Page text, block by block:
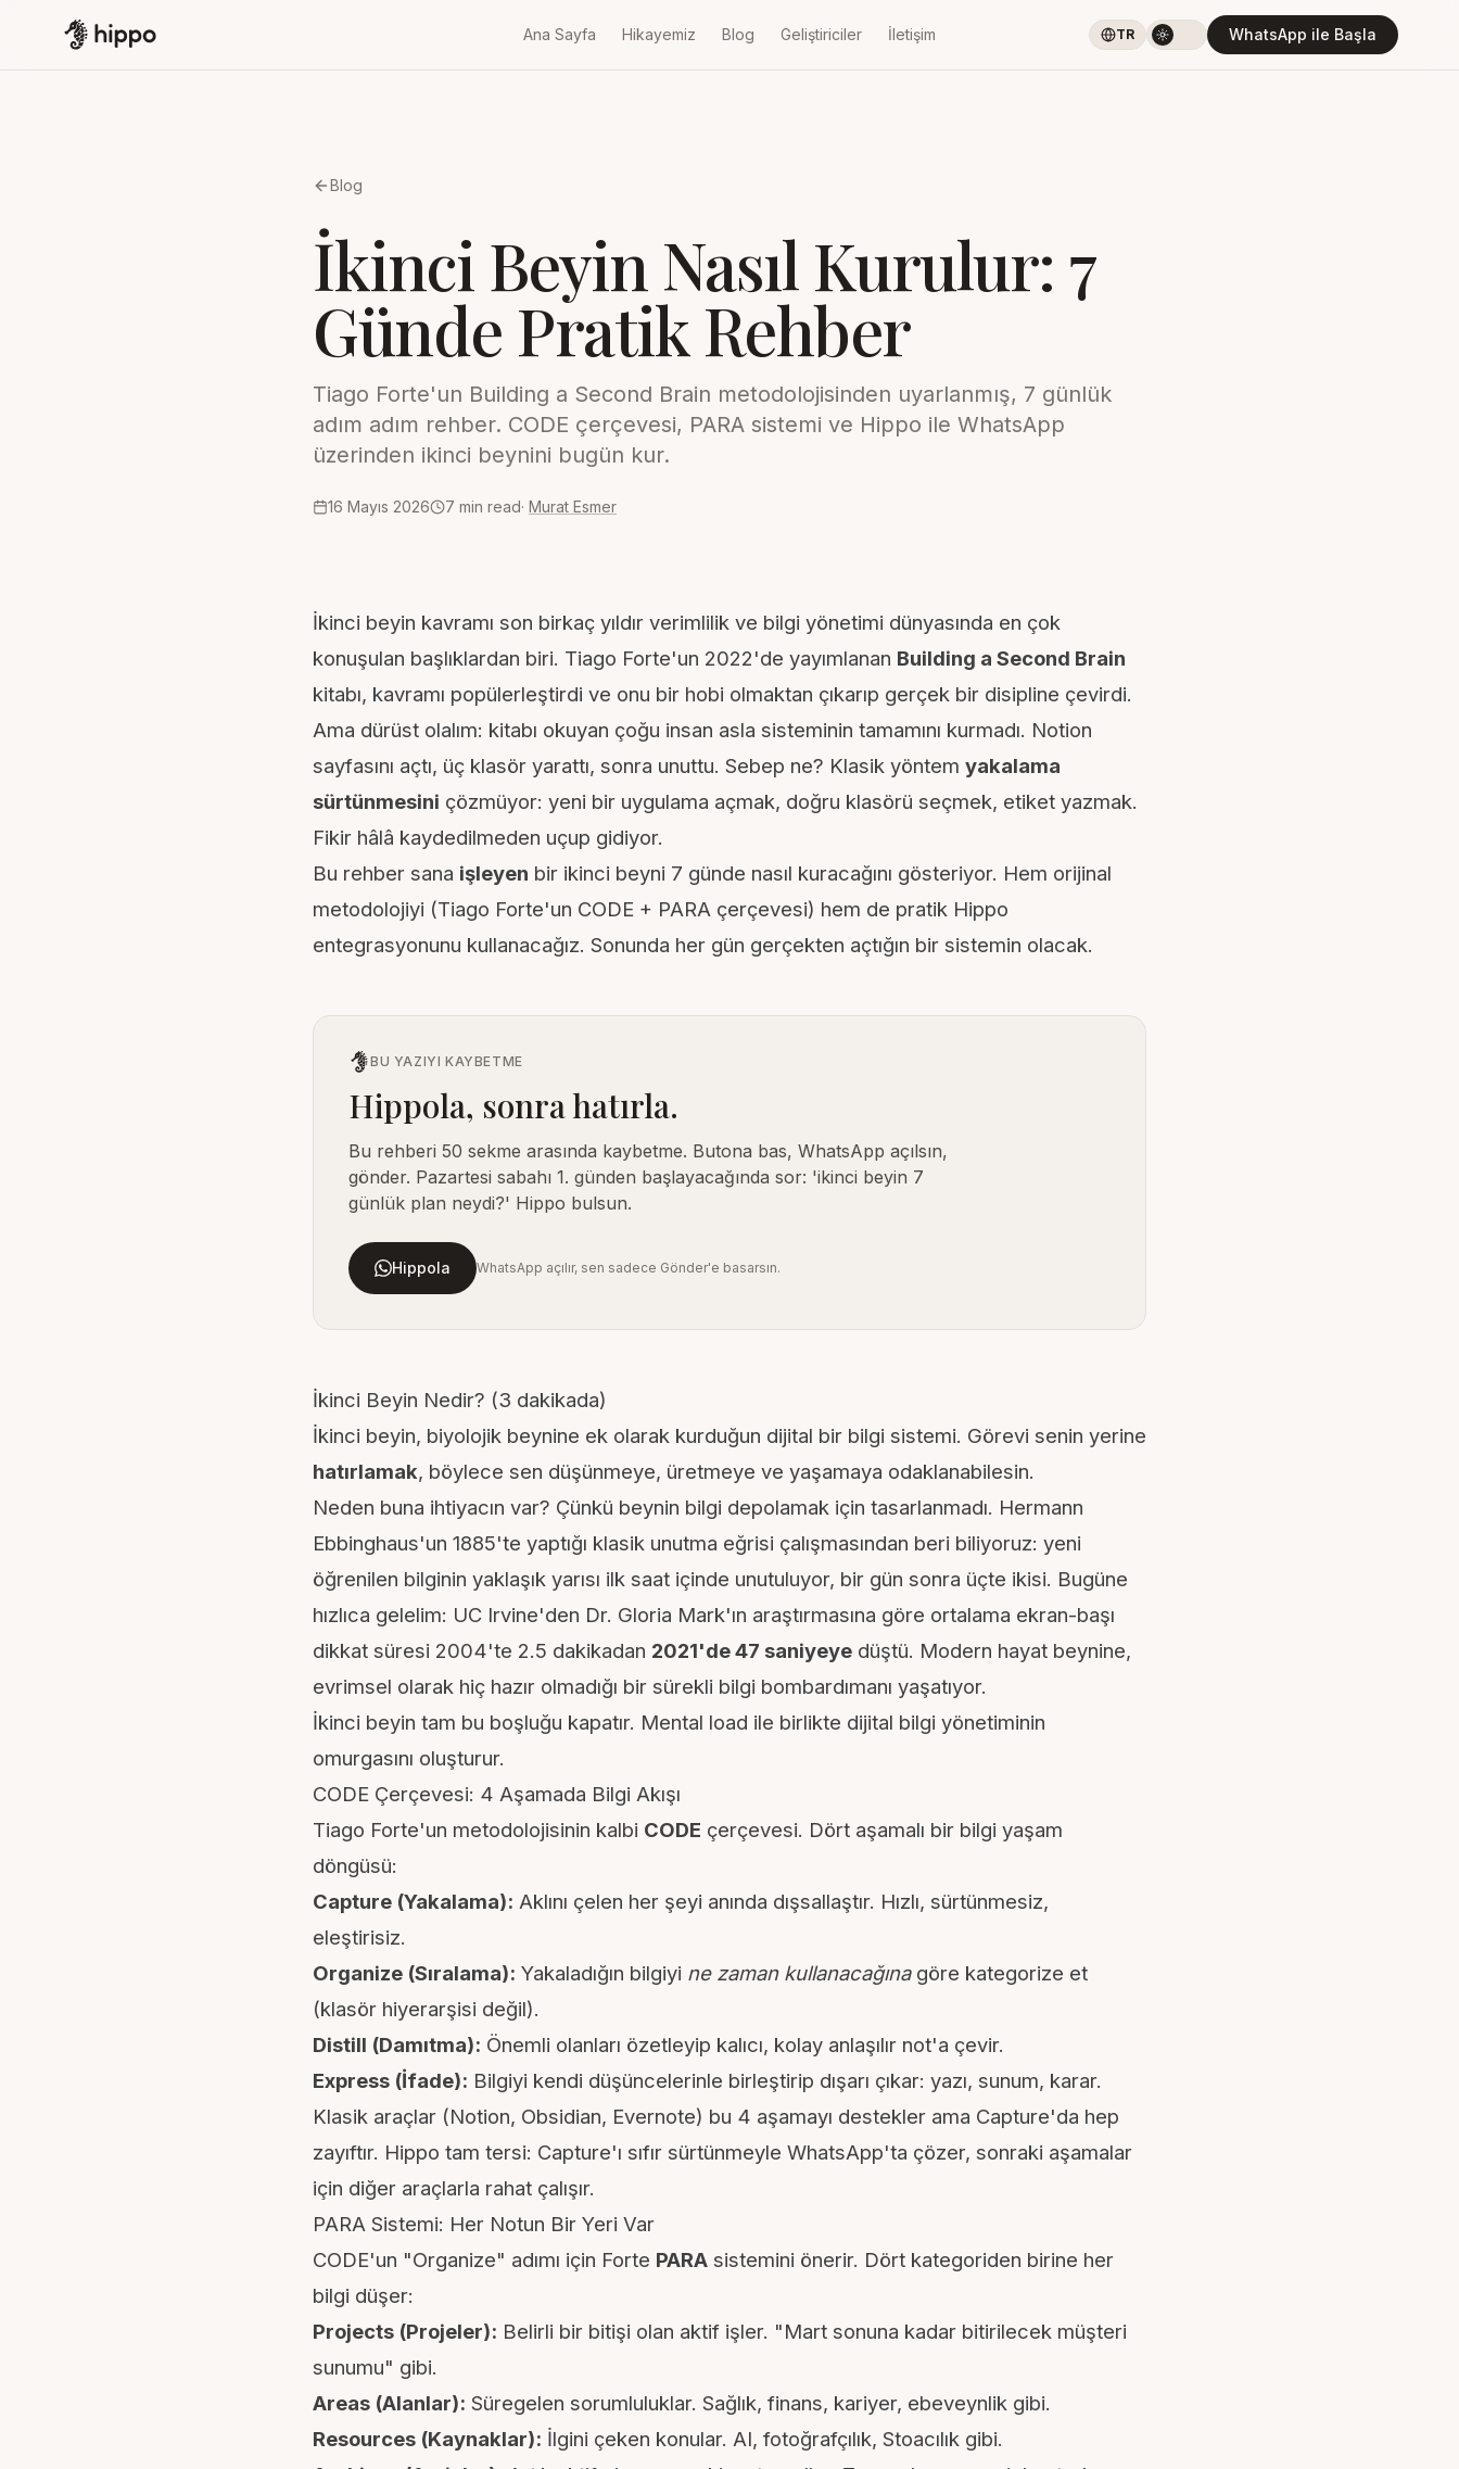
Ana Sayfa Hikayemiz Blog Geliştiriciler İletişim TR WhatsApp ile Başla
Blog
İkinci Beyin Nasıl Kurulur: 7
Günde Pratik Rehber
Tiago Forte'un Building a Second Brain metodolojisinden uyarlanmış, 7 günlük
adım adım rehber. CODE çerçevesi, PARA sistemi ve Hippo ile WhatsApp
üzerinden ikinci beynini bugün kur.
16 Mayıs 2026 7 min read· Murat Esmer
İkinci beyin kavramı son birkaç yıldır verimlilik ve bilgi yönetimi dünyasında en çok
konuşulan başlıklardan biri. Tiago Forte'un 2022'de yayımlanan Building a Second Brain
kitabı, kavramı popülerleştirdi ve onu bir hobi olmaktan çıkarıp gerçek bir disipline çevirdi.
Ama dürüst olalım: kitabı okuyan çoğu insan asla sisteminin tamamını kurmadı. Notion
sayfasını açtı, üç klasör yarattı, sonra unuttu. Sebep ne? Klasik yöntem yakalama
sürtünmesini çözmüyor: yeni bir uygulama açmak, doğru klasörü seçmek, etiket yazmak.
Fikir hâlâ kaydedilmeden uçup gidiyor.
Bu rehber sana işleyen bir ikinci beyni 7 günde nasıl kuracağını gösteriyor. Hem orijinal
metodolojiyi (Tiago Forte'un CODE + PARA çerçevesi) hem de pratik Hippo
entegrasyonunu kullanacağız. Sonunda her gün gerçekten açtığın bir sistemin olacak.
BU YAZIYI KAYBETME
Hippola, sonra hatırla.
Bu rehberi 50 sekme arasında kaybetme. Butona bas, WhatsApp açılsın,
gönder. Pazartesi sabahı 1. günden başlayacağında sor: 'ikinci beyin 7
günlük plan neydi?' Hippo bulsun.
Hippola WhatsApp açılır, sen sadece Gönder'e basarsın.
İkinci Beyin Nedir? (3 dakikada)
İkinci beyin, biyolojik beynine ek olarak kurduğun dijital bir bilgi sistemi. Görevi senin yerine
hatırlamak, böylece sen düşünmeye, üretmeye ve yaşamaya odaklanabilesin.
Neden buna ihtiyacın var? Çünkü beynin bilgi depolamak için tasarlanmadı. Hermann
Ebbinghaus'un 1885'te yaptığı klasik unutma eğrisi çalışmasından beri biliyoruz: yeni
öğrenilen bilginin yaklaşık yarısı ilk saat içinde unutuluyor, bir gün sonra üçte ikisi. Bugüne
hızlıca gelelim: UC Irvine'den Dr. Gloria Mark'ın araştırmasına göre ortalama ekran-başı
dikkat süresi 2004'te 2.5 dakikadan 2021'de 47 saniyeye düştü. Modern hayat beynine,
evrimsel olarak hiç hazır olmadığı bir sürekli bilgi bombardımanı yaşatıyor.
İkinci beyin tam bu boşluğu kapatır. Mental load ile birlikte dijital bilgi yönetiminin
omurgasını oluşturur.
CODE Çerçevesi: 4 Aşamada Bilgi Akışı
Tiago Forte'un metodolojisinin kalbi CODE çerçevesi. Dört aşamalı bir bilgi yaşam
döngüsü:
Capture (Yakalama): Aklını çelen her şeyi anında dışsallaştır. Hızlı, sürtünmesiz,
eleştirisiz.
Organize (Sıralama): Yakaladığın bilgiyi ne zaman kullanacağınagöre kategorize et
(klasör hiyerarşisi değil).
Distill (Damıtma): Önemli olanları özetleyip kalıcı, kolay anlaşılır not'a çevir.
Express (İfade): Bilgiyi kendi düşüncelerinle birleştirip dışarı çıkar: yazı, sunum, karar.
Klasik araçlar (Notion, Obsidian, Evernote) bu 4 aşamayı destekler ama Capture'da hep
zayıftır. Hippo tam tersi: Capture'ı sıfır sürtünmeyle WhatsApp'ta çözer, sonraki aşamalar
için diğer araçlarla rahat çalışır.
PARA Sistemi: Her Notun Bir Yeri Var
CODE'un "Organize" adımı için Forte PARA sistemini önerir. Dört kategoriden birine her
bilgi düşer:
Projects (Projeler): Belirli bir bitişi olan aktif işler. "Mart sonuna kadar bitirilecek müşteri
sunumu" gibi.
Areas (Alanlar): Süregelen sorumluluklar. Sağlık, finans, kariyer, ebeveynlik gibi.
Resources (Kaynaklar): İlgini çeken konular. AI, fotoğrafçılık, Stoacılık gibi.